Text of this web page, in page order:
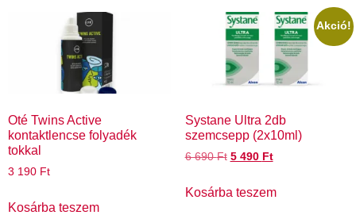
Oté Twins Active
kontaktlencse folyadék
tokkal
3 190 Ft
Kosárba teszem
Akció!
Systane Ultra 2db
szemcsepp (2x10ml)
6 690Ft 5 490 Ft
Kosárba teszem